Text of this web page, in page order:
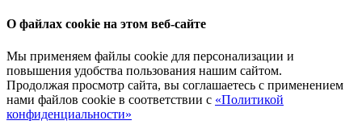
О файлах cookie на этом веб-сайте
Мы применяем файлы cookie для персонализации и
повышения удобства пользования нашим сайтом.
Продолжая просмотр сайта, вы соглашаетесь с применением
нами файлов cookie в соответствии с «Политикой
конфиденциальности»